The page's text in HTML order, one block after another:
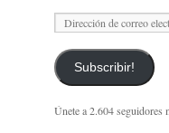
Subscribir!
Únete a 2.604 seguidores